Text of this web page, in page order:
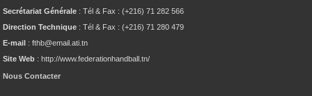
Secrétariat Générale : Tél & Fax : (+216) 71 282 566
Direction Technique : Tél & Fax : (+216) 71 280 479
E-mail : fthb@email.ati.tn
Site Web : http://www.federationhandball.tn/
Nous Contacter